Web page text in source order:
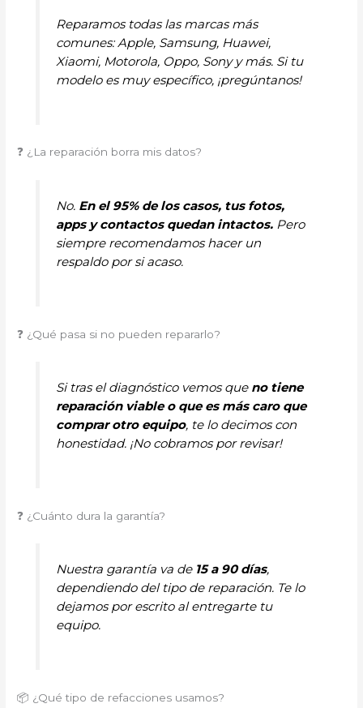
Reparamos todas las marcas más
comunes: Apple, Samsung, Huawei,
Xiaomi, Motorola, Oppo, Sony y más. Si tu
modelo es muy específico, ¡pregúntanos!
❓ ¿La reparación borra mis datos?
No. En el 95% de los casos, tus fotos,
apps y contactos quedan intactos.Pero
siempre recomendamos hacer un
respaldo por si acaso.
❓ ¿Qué pasa si no pueden repararlo?
Si tras el diagnóstico vemos que no tiene
reparación viable o que es más caro que
comprar otro equipo, te lo decimos con
honestidad. ¡No cobramos por revisar!
❓ ¿Cuánto dura la garantía?
Nuestra garantía va de 15 a 90 días,
dependiendo del tipo de reparación. Te lo
dejamos por escrito al entregarte tu
equipo.
📦 ¿Qué tipo de refacciones usamos?